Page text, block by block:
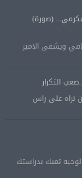
(صورة)
ويشفى الامير
التكرار
نراه على راس
تعبك بدراستك